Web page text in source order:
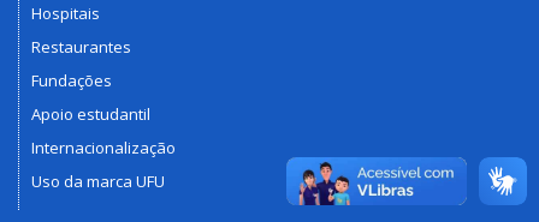
Hospitais
Restaurantes
Fundações
Apoio estudantil
Internacionalização
Uso da marca UFU